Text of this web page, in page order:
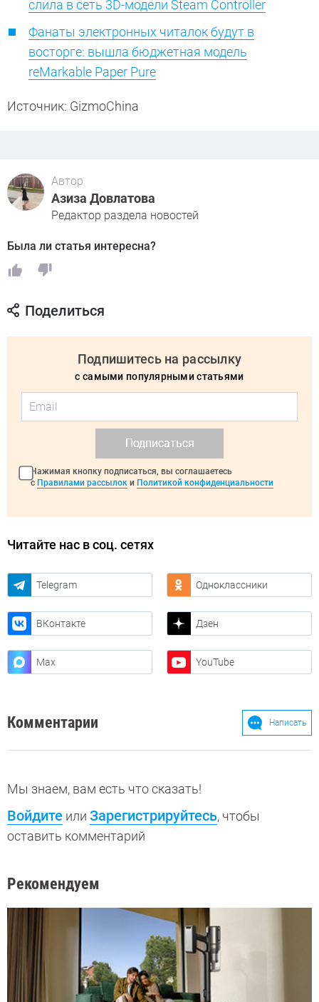
слила в сеть 3D-модели Steam Controller
Фанаты электронных читалок будут в
восторге: вышла бюджетная модель
reMarkable Paper Pure
Источник: GizmoChina
Автор
Азиза Довлатова
Редактор раздела новостей
Была ли статья интересна?
Поделиться
Подпишитесь на рассылку
с самыми популярными статьями
Подписаться
Нажимая кнопку подписаться, вы соглашаетесь
с Правилами рассылок и Политикой конфиденциальности
Читайте нас в соц. сетях
Telegram Одноклассники
ВКонтакте Дзен
Max YouTube
Комментарии Написать
Мы знаем, вам есть что сказать!
Войдите или Зарегистрируйтесь, чтобы
оставить комментарий
Рекомендуем